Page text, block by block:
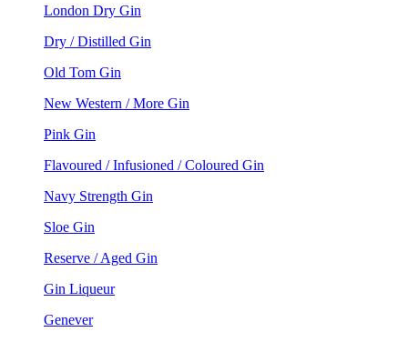
London Dry Gin
Dry / Distilled Gin
Old Tom Gin
New Western / More Gin
Pink Gin
Flavoured / Infusioned / Coloured Gin
Navy Strength Gin
Sloe Gin
Reserve / Aged Gin
Gin Liqueur
Genever